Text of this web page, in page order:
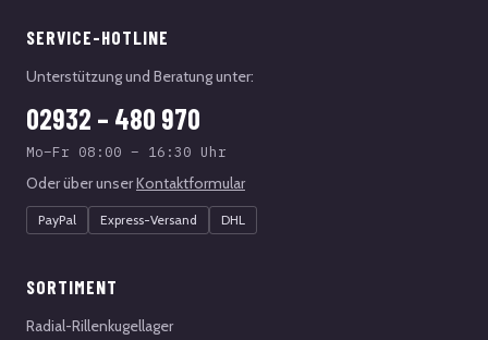
SERVICE-HOTLINE
Unterstützung und Beratung unter:
02932 – 480 970
Mo–Fr 08:00 – 16:30 Uhr
Oder über unserKontaktformular
PayPal Express-Versand DHL
SORTIMENT
Radial-Rillenkugellager